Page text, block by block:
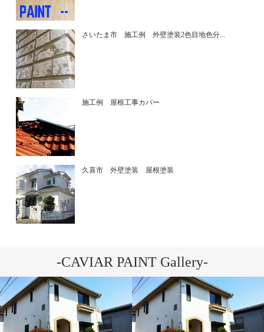
さいたま市 施工例 外壁塗装2色目地色分...
施工例 屋根工事カバー
久喜市 外壁塗装 屋根塗装
-CAVIAR PAINT Gallery-